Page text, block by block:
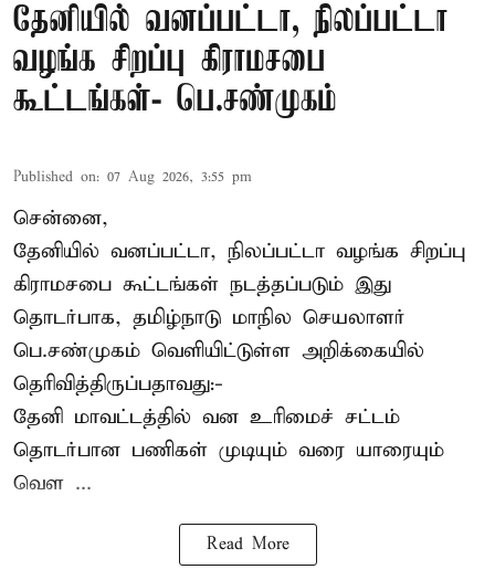
தேனியில் வனப்பட்டா, நிலப்பட்டா
வழங்க சிறப்பு கிராமசபை
கூட்டங்கள்- பெ.சண்முகம்
Published on: 07 Aug 2026, 3:55 pm
சென்னை,
தேனியில் வனப்பட்டா, நிலப்பட்டா வழங்க சிறப்பு
கிராமசபை கூட்டங்கள் நடத்தப்படும் இது
தொடர்பாக, தமிழ்நாடு மாநில செயலாளர்
பெ.சண்முகம் வெளியிட்டுள்ள அறிக்கையில்
தெரிவித்திருப்பதாவது:-
தேனி மாவட்டத்தில் வன உரிமைச் சட்டம்
தொடர்பான பணிகள் முடியும் வரை யாரையும்
வெள ...
Read More